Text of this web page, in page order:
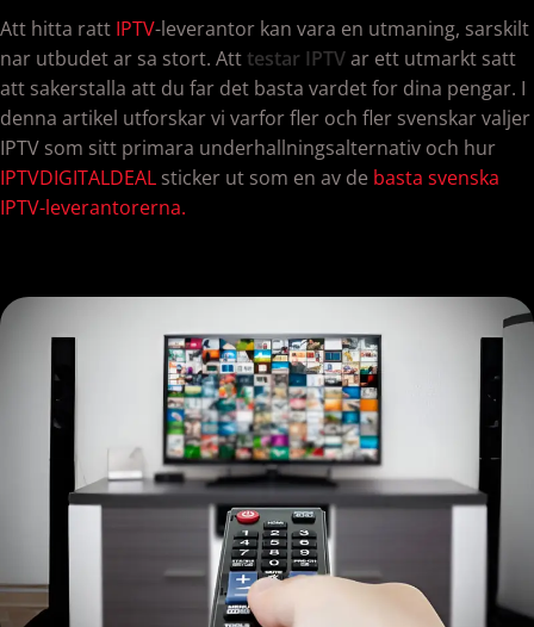
Att hitta ratt IPTV-leverantor kan vara en utmaning, sarskilt
nar utbudet ar sa stort. Att testar IPTVar ett utmarkt satt
att sakerstalla att du far det basta vardet for dina pengar. I
denna artikel utforskar vi varfor fler och fler svenskar valjer
IPTV som sitt primara underhallningsalternativ och hur
IPTVDIGITALDEAL sticker ut som en av de basta svenska
IPTV-leverantorerna.